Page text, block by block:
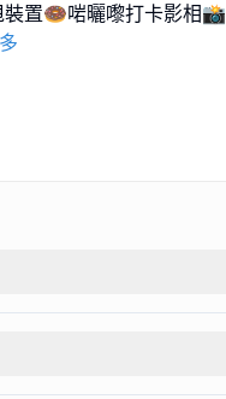
置🍩啱曬嚟打卡影相📸️